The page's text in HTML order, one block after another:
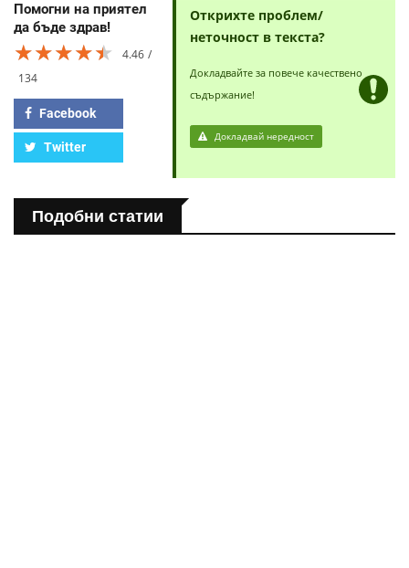
Помогни на приятел
да бъде здрав!
★★★★★
★★★★★
★★★★★
4.46
134
Facebook
Twitter
Открихте проблем/
неточност в текста?
Докладвайте за повече качествено
съдържание!
Докладвай нередност
Подобни статии